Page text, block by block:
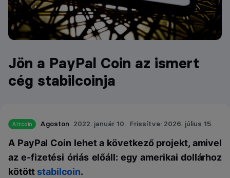
Jön a PayPal Coin az ismert
cég stabilcoinja
Altcoin Agoston 2022. január 10. Frissítve: 2026. július 15.
A PayPal Coin lehet a következő projekt, amivel
az e-fizetési óriás előáll: egy amerikai dollárhoz
kötött stabilcoin.